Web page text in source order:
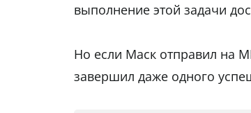
выполнение этой задачи
Но если Маск отправил на
завершил даже одного